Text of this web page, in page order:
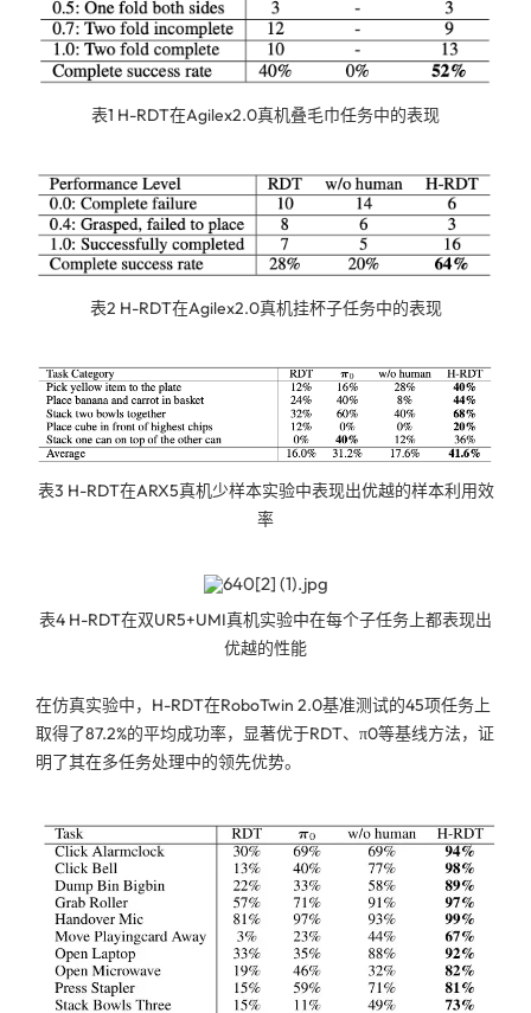
表1 H-RDT在Agilex2.0真机叠毛巾任务中的表现
表2 H-RDT在Agilex2.0真机挂杯子任务中的表现
表3 H-RDT在ARX5真机少样本实验中表现出优越的样本利用效
率
表4 H-RDT在双UR5+UMI真机实验中在每个子任务上都表现出
优越的性能
在仿真实验中，H-RDT在RoboTwin 2.0基准测试的45项任务上
取得了87.2%的平均成功率，显著优于RDT、π0等基线方法，证
明了其在多任务处理中的领先优势。